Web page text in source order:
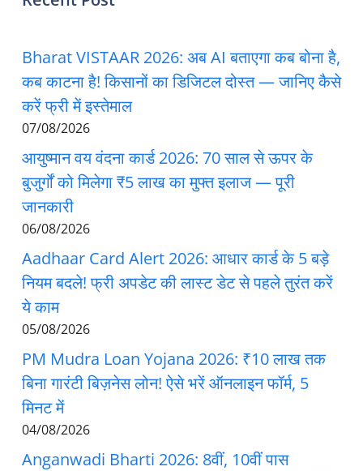
Bharat VISTAAR 2026: अब AI बताएगा कब बोना है,
कब काटना है! किसानों का डिजिटल दोस्त — जानिए कैसे
करें फ्री में इस्तेमाल
07/08/2026
आयुष्मान वय वंदना कार्ड 2026: 70 साल से ऊपर के
बुजुर्गों को मिलेगा ₹5 लाख का मुफ्त इलाज — पूरी
जानकारी
06/08/2026
Aadhaar Card Alert 2026: आधार कार्ड के 5 बड़े
नियम बदले! फ्री अपडेट की लास्ट डेट से पहले तुरंत करें
ये काम
05/08/2026
PM Mudra Loan Yojana 2026: ₹10 लाख तक
बिना गारंटी बिज़नेस लोन! ऐसे भरें ऑनलाइन फॉर्म, 5
मिनट में
04/08/2026
Anganwadi Bharti 2026: 8वीं, 10वीं पास